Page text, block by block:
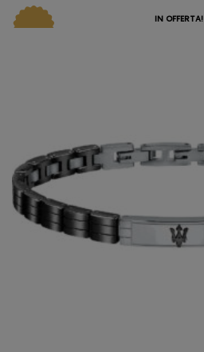
IN OFFERTA!